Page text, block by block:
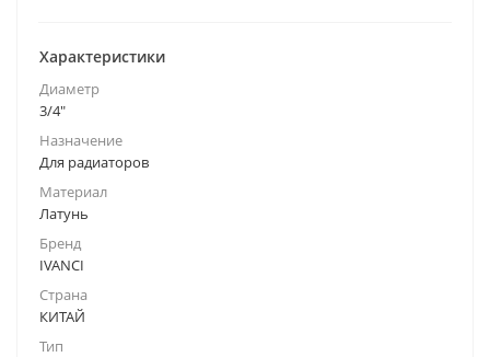
Характеристики
Диаметр
3/4"
Назначение
Для радиаторов
Материал
Латунь
Бренд
IVANCI
Страна
КИТАЙ
Тип